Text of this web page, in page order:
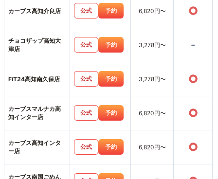
カーブス高知介良店 公式 予約 6,820円〜 ○
チョコザップ高知大
津店
公式 予約 3,278円〜 -
FiT24高知南久保店 公式 予約 3,278円〜 ○
カーブスマルナカ高
知インター店
公式 予約 6,820円〜 ○
カーブス高知インタ
ー店
公式 予約 6,820円〜 ○
カーブス南国ごめん